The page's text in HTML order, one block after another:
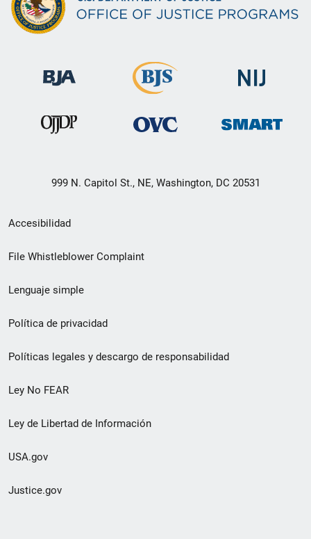
999 N. Capitol St., NE, Washington, DC 20531
Menú
de
de
pie
de
página
Accesibilidad
File Whistleblower Complaint
Lenguaje simple
Política de privacidad
Políticas legales y descargo de responsabilidad
Ley No FEAR
Ley de Libertad de Información
USA.gov
Justice.gov